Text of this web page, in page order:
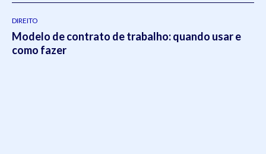
DIREITO
Modelo de contrato de trabalho: quando usar e
como fazer